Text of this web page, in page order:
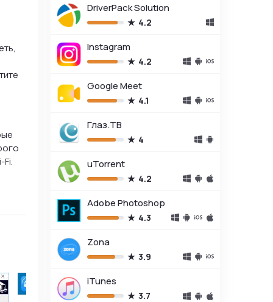
DriverPack Solution
4.2
Instagram
4.2
Google Meet
4.1
Глаз.ТВ
4
uTorrent
4.2
Adobe Photoshop
4.3
Zona
3.9
iTunes
3.7